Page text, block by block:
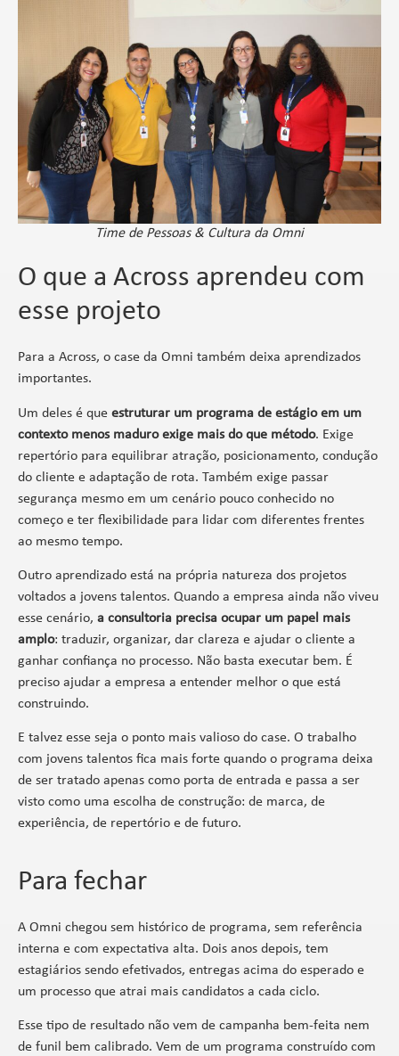
Time de Pessoas & Cultura da Omni
O que a Across aprendeu com
esse projeto
Para a Across, o case da Omni também deixa aprendizados
importantes.
Um deles é que estruturar um programa de estágio em um
contexto menos maduro exige mais do que método. Exige
repertório para equilibrar atração, posicionamento, condução
do cliente e adaptação de rota. Também exige passar
segurança mesmo em um cenário pouco conhecido no
começo e ter flexibilidade para lidar com diferentes frentes
ao mesmo tempo.
Outro aprendizado está na própria natureza dos projetos
voltados a jovens talentos. Quando a empresa ainda não viveu
esse cenário, a consultoria precisa ocupar um papel mais
amplo: traduzir, organizar, dar clareza e ajudar o cliente a
ganhar confiança no processo. Não basta executar bem. É
preciso ajudar a empresa a entender melhor o que está
construindo.
E talvez esse seja o ponto mais valioso do case. O trabalho
com jovens talentos fica mais forte quando o programa deixa
de ser tratado apenas como porta de entrada e passa a ser
visto como uma escolha de construção: de marca, de
experiência, de repertório e de futuro.
Para fechar
A Omni chegou sem histórico de programa, sem referência
interna e com expectativa alta. Dois anos depois, tem
estagiários sendo efetivados, entregas acima do esperado e
um processo que atrai mais candidatos a cada ciclo.
Esse tipo de resultado não vem de campanha bem-feita nem
de funil bem calibrado. Vem de um programa construído com